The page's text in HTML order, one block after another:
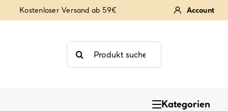
Inhalt
Kostenloser Versand ab 59€ Account
Suche
nach:
Kategorien